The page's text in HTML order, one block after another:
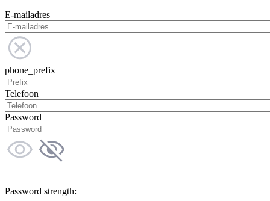
E-mailadres
phone_prefix
Telefoon
Password
Password strength: